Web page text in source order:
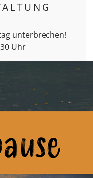
unterbrechen!
Uhr